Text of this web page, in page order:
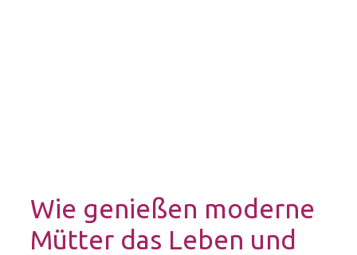
Wie genießen moderne
Mütter das Leben und